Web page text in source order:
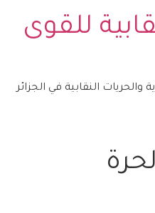
للقوى
النقابية في الجزائر